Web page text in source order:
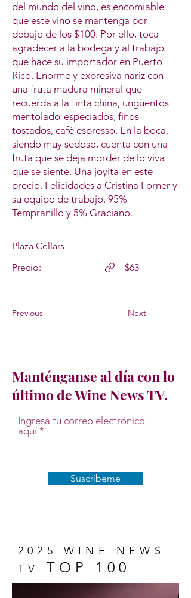
del mundo del vino, es encomiable
que este vino se mantenga por
debajo de los $100. Por ello, toca
agradecer a la bodega y al trabajo
que hace su importador en Puerto
Rico. Enorme y expresiva nariz con
una fruta madura mineral que
recuerda a la tinta china, ungüentos
mentolado-especiados, finos
tostados, café espresso. En la boca,
siendo muy sedoso, cuenta con una
fruta que se deja morder de lo viva
que se siente. Una joyita en este
precio. Felicidades a Cristina Forner y
su equipo de trabajo. 95%
Tempranillo y 5% Graciano.
Plaza Cellars
Precio:
Previous
$63
Next
Manténganse al día con lo
último de Wine News TV.
Ingresa tu correo electrónico
aquí
Suscríbeme
2025 WINE NEWS
TV TOP 100